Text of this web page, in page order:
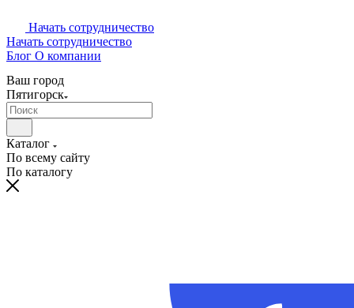
Начать сотрудничество
Начать сотрудничество
Блог О компании
Ваш город
Пятигорск
Каталог
По всему сайту
По каталогу